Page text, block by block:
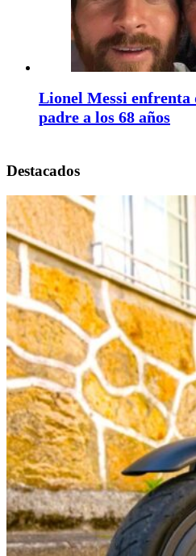
Lionel Messi
padre a los 68 años
Destacados